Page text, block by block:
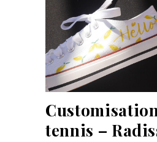
tennis –